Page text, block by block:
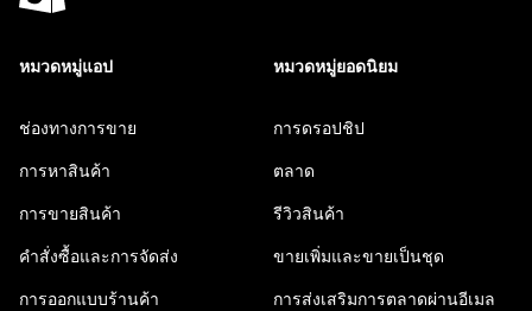
หมวดหมู่แอป
ช่องทางการขาย
การหาสินค้า
การขายสินค้า
คำสั่งซื้อและการจัดส่ง
การออกแบบร้านค้า
หมวดหมู่ยอดนิยม
การดรอปชิป
ตลาด
รีวิวสินค้า
ขายเพิ่มและขายเป็นชุด
การส่งเสริมการตลาดผ่านอีเมล